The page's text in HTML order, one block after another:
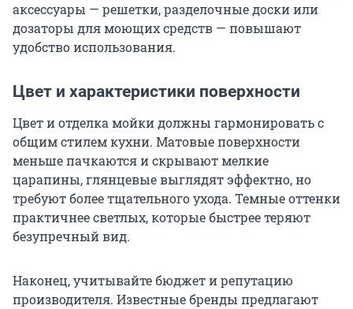
аксессуары — решетки, разделочные доски или
дозаторы для моющих средств — повышают
удобство использования.
Цвет и характеристики поверхности
Цвет и отделка мойки должны гармонировать с
общим стилем кухни. Матовые поверхности
меньше пачкаются и скрывают мелкие
царапины, глянцевые выглядят эффектно, но
требуют более тщательного ухода. Темные оттенки
практичнее светлых, которые быстрее теряют
безупречный вид.
Наконец, учитывайте бюджет и репутацию
производителя. Известные бренды предлагают